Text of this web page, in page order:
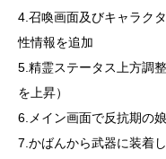
4.召喚画面及びキャラク
性情報を追加
5.精霊ステータス上方調
を上昇）
6.メイン画面で反抗期の
7.かばんから武器に装着